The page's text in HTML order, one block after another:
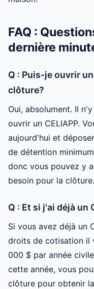
FAQ :
dernière
Q : Puis-je ouvrir
clôture?
Oui, absolument. Il
ouvrir un CELIAPP.
aujourd'hui et
de détention
donc vous pouvez y
besoin pour la clôture.
Q : Et si j'ai déjà un
Si vous avez déjà un
droits de cotisation il
000 $ par année
cette année, vous
clôture pour obtenir